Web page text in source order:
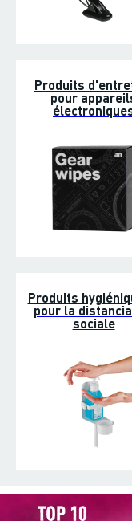
Produits
pour
Produits
pour la
sociale